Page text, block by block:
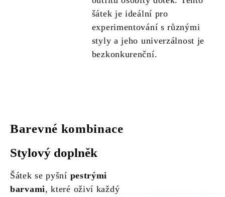
šátek je ideální pro
experimentování s různými
styly a jeho univerzálnost je
bezkonkurenční.
Barevné kombinace
Stylový doplněk
Šátek se pyšní pestrými
barvami, které oživí každý